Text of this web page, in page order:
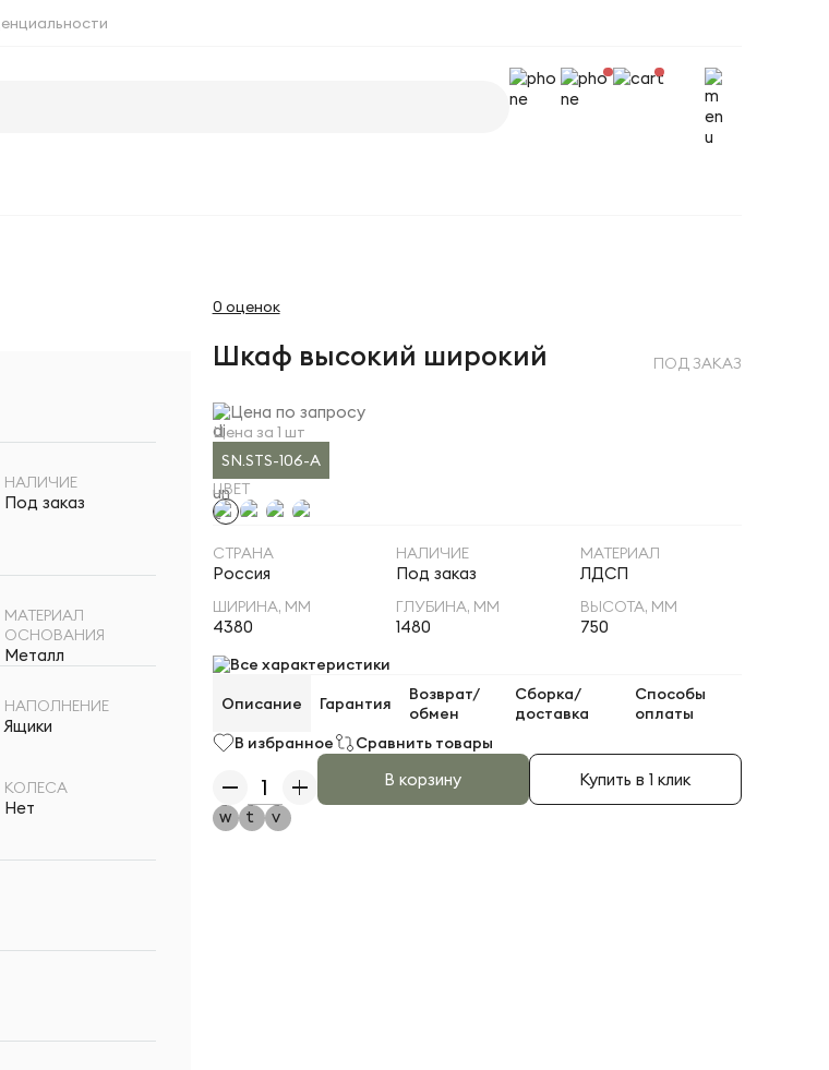
НАЛИЧИЕ
Под заказ
МАТЕРИАЛ
ОСНОВАНИЯ
Металл
НАПОЛНЕНИЕ
Ящики
КОЛЕСА
Нет
0 оценок
Шкаф высокий широкий ПОД ЗАКАЗ
Цена по запросу
Цена за 1 шт
SN.STS-106-A
ЦВЕТ
СТРАНА
Россия
НАЛИЧИЕ
Под заказ
МАТЕРИАЛ
ЛДСП
ШИРИНА, ММ
4380
ГЛУБИНА, ММ
1480
ВЫСОТА, ММ
750
Все характеристики
Описание
Гарантия
Возврат/
обмен
Сборка/
доставка
Способы
оплаты
В избранное
Сравнить товары
В корзину Купить в 1 клик